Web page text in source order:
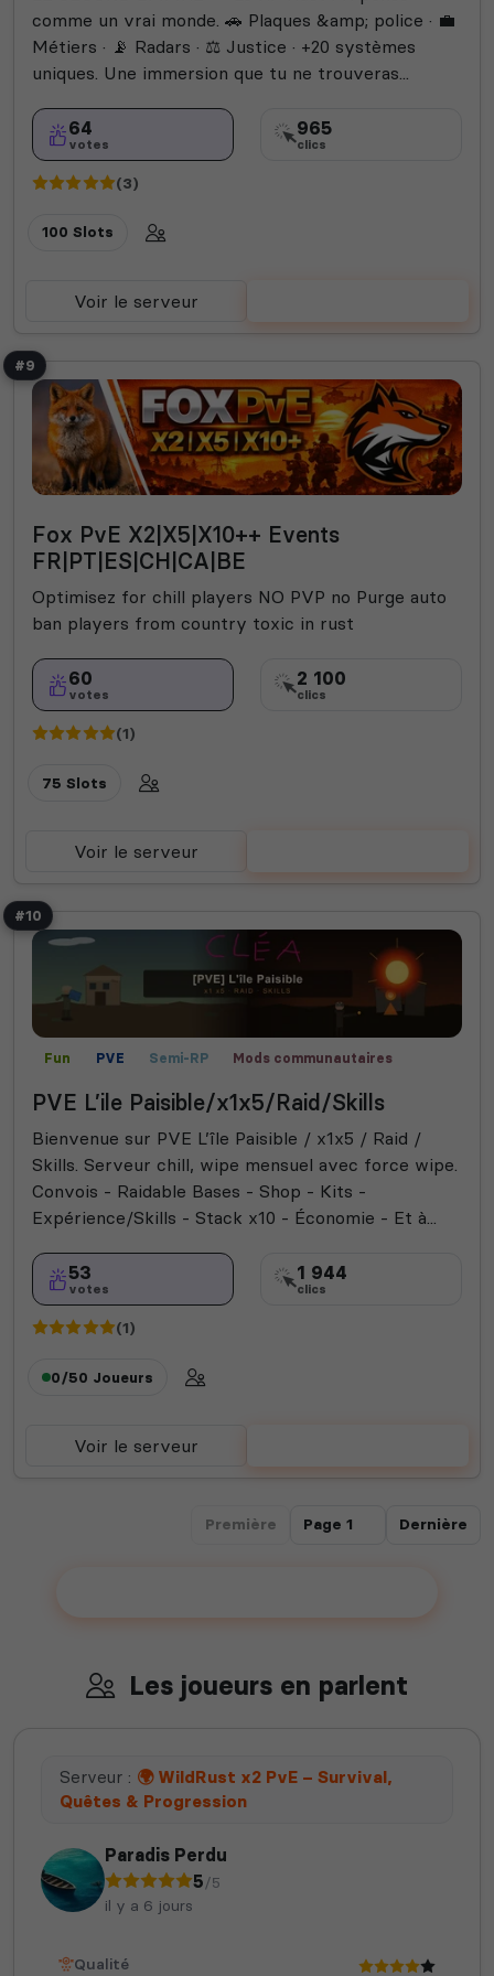
comme un vrai monde. 🚗 Plaques &amp; police · 💼
Métiers · 📡 Radars · ⚖️ Justice · +20 systèmes
uniques. Une immersion que tu ne trouveras...
64
votes
965
clics
(3)
100 Slots
Voir le serveur
#9
Fox PvE X2|X5|X10++ Events
FR|PT|ES|CH|CA|BE
Optimisez for chill players NO PVP no Purge auto
ban players from country toxic in rust
60
votes
2 100
clics
(1)
75 Slots
Voir le serveur
#10
Fun PVE Semi-RP Mods communautaires
PVE L’ile Paisible/x1x5/Raid/Skills
Bienvenue sur PVE L’île Paisible / x1x5 / Raid /
Skills. Serveur chill, wipe mensuel avec force wipe.
Convois - Raidable Bases - Shop - Kits -
Expérience/Skills - Stack x10 - Économie - Et à...
53
votes
1 944
clics
(1)
0/50 Joueurs
Voir le serveur
Première Dernière
Les joueurs en parlent
Serveur : 🌍 WildRust x2 PvE – Survival,
Quêtes & Progression
Paradis Perdu
5/5
il y a 6 jours
Qualité